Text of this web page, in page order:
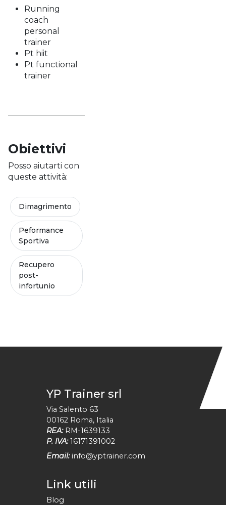
Running
coach
personal
trainer
Pt hiit
Pt functional
trainer
Obiettivi
Posso aiutarti con
queste attività:
Dimagrimento
Peformance
Sportiva
Recupero
post-
infortunio
YP Trainer srl
Via Salento 63
00162 Roma, Italia
REA: RM-1639133
P. IVA: 16171391002
Email: info@yptrainer.com
Link utili
Blog